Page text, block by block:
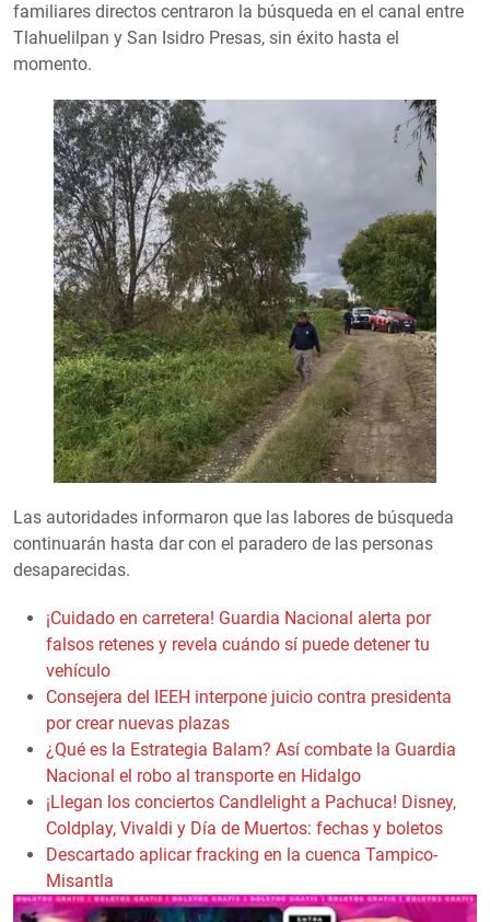
familiares directos centraron la búsqueda en el canal entre
Tlahuelilpan y San Isidro Presas, sin éxito hasta el
momento.
Las autoridades informaron que las labores de búsqueda
continuarán hasta dar con el paradero de las personas
desaparecidas.
¡Cuidado en carretera! Guardia Nacional alerta por
falsos retenes y revela cuándo sí puede detener tu
vehículo
Consejera del IEEH interpone juicio contra presidenta
por crear nuevas plazas
¿Qué es la Estrategia Balam? Así combate la Guardia
Nacional el robo al transporte en Hidalgo
¡Llegan los conciertos Candlelight a Pachuca! Disney,
Coldplay, Vivaldi y Día de Muertos: fechas y boletos
Descartado aplicar fracking en la cuenca Tampico-
Misantla